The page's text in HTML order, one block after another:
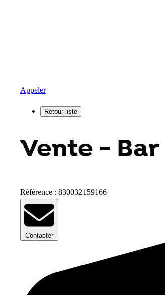
Appeler
Vente -
Référence : 830032159166
Contacter